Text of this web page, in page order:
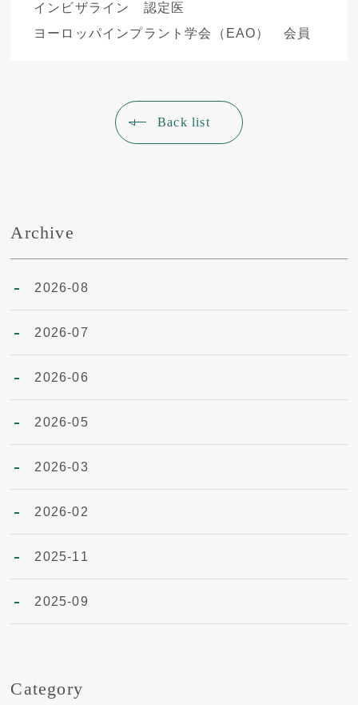
インビザライン 認定医
ヨーロッパインプラント学会（EAO） 会員
Back list
Archive
2026-08
2026-07
2026-06
2026-05
2026-03
2026-02
2025-11
2025-09
Category